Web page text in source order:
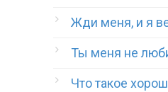
Жди меня, и я
Ты меня не
Что такое